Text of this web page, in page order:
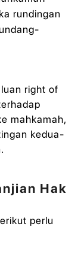
rundingan
right of
mahkamah,
kedua-
Hak
perlu